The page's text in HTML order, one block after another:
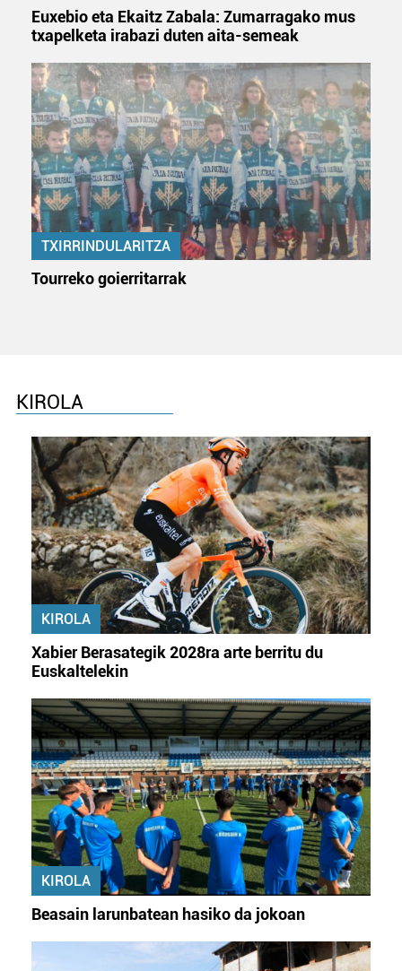
Euxebio eta Ekaitz Zabala: Zumarragako mus
txapelketa irabazi duten aita-semeak
TXIRRINDULARITZA
Tourreko goierritarrak
KIROLA
KIROLA
Xabier Berasategik 2028ra arte berritu du
Euskaltelekin
KIROLA
Beasain larunbatean hasiko da jokoan